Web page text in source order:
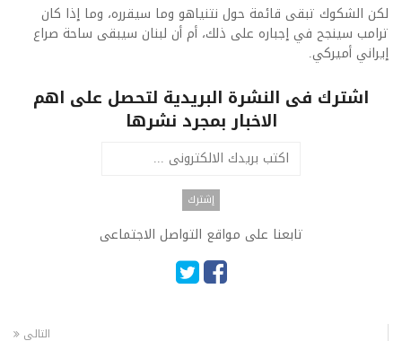
لكن الشكوك تبقى قائمة حول نتنياهو وما سيقرره، وما إذا كان
ترامب سينجح في إجباره على ذلك، أم أن لبنان سيبقى ساحة صراع
إيراني أميركي.
اشترك فى النشرة البريدية لتحصل على اهم
الاخبار بمجرد نشرها
تابعنا على مواقع التواصل الاجتماعى
التالى